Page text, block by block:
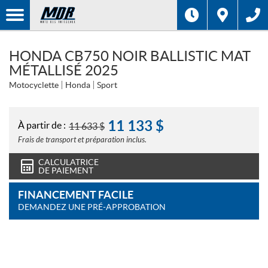
HONDA CB750 NOIR BALLISTIC MAT
MÉTALLISÉ 2025
Motocyclette Honda Sport
À partir de : 11 633$ 11 133 $
Frais de transport et préparation inclus.
CALCULATRICE
DE PAIEMENT
FINANCEMENT FACILE
DEMANDEZ UNE PRÉ-APPROBATION